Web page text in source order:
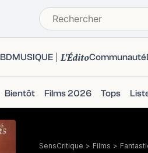
BDMUSIQUE L'ÉditoCommunauté
Bientôt Films 2026 Tops
SensCritique > Films >